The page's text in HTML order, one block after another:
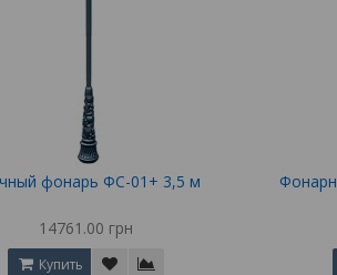
фонарь ФС-01+ 3,5 м
14761.00 грн
Купить